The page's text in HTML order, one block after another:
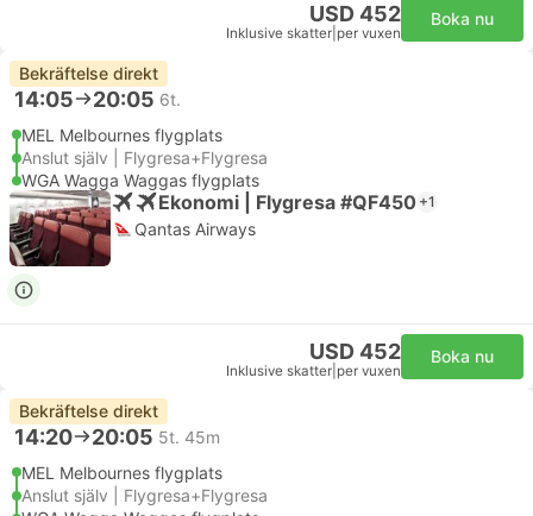
USD 452
Inklusive skatter per vuxen
Boka nu
Bekräftelse direkt
14:05 20:05 6t.
MEL Melbournes flygplats
Anslut själv | Flygresa+Flygresa
WGA Wagga Waggas flygplats
Ekonomi | Flygresa #QF450 +1
Qantas Airways
USD 452
Inklusive skatter per vuxen
Boka nu
Bekräftelse direkt
14:20 20:05 5t. 45m
MEL Melbournes flygplats
Anslut själv | Flygresa+Flygresa